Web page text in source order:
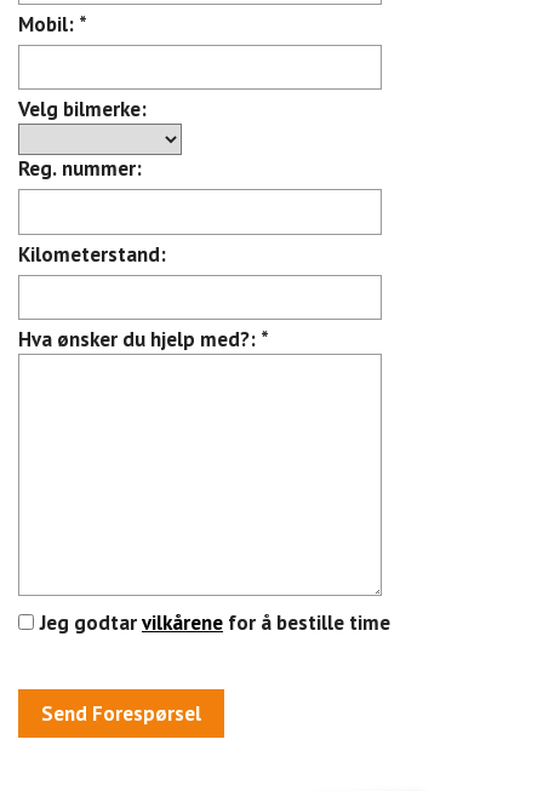
Mobil: *
Velg bilmerke:
Reg. nummer:
Kilometerstand:
Hva ønsker du hjelp med?: *
Jeg godtarvilkårene for å bestille time